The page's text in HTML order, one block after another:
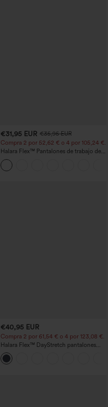
€31,95 EUR €35,95 EUR
Compra 2 por 52,62 € o 4 por 105,24 €.
Halara Flex™ Pantalones de trabajo de
talle alto, moldeadores del cuerpo, que
estilizan la cintura, con bolsillos, de
pierna ancha en micro‑waffle
€40,95 EUR
Compra 2 por 61,54 € o 4 por 123,08 €.
Halara Flex™ DayStretch pantalones
acampanados de trabajo de tiro medio
con bolsillo lateral con cremallera